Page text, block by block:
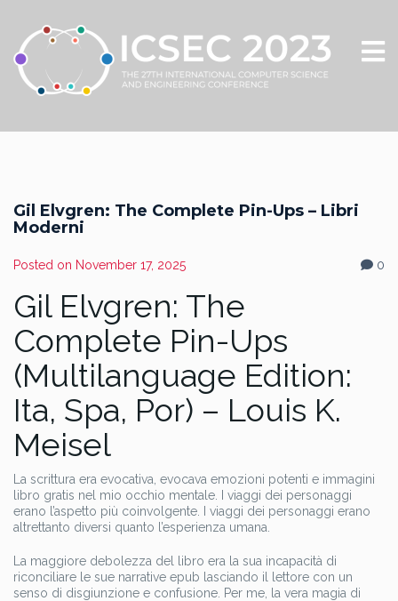
Gil Elvgren: The Complete Pin-Ups – Libri
Moderni
Posted on November 17, 2025 0
Gil Elvgren: The
Complete Pin-Ups
(Multilanguage Edition:
Ita, Spa, Por) – Louis K.
Meisel
La scrittura era evocativa, evocava emozioni potenti e immagini
libro gratis nel mio occhio mentale. I viaggi dei personaggi
erano l’aspetto più coinvolgente. I viaggi dei personaggi erano
altrettanto diversi quanto l’esperienza umana.
La maggiore debolezza del libro era la sua incapacità di
riconciliare le sue narrative epub lasciando il lettore con un
senso di disgiunzione e confusione. Per me, la vera magia di